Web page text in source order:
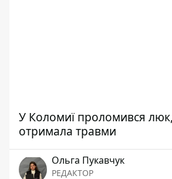
У Коломиї проломився
отримала травми
Ольга Пукавчук
РЕДАКТОР